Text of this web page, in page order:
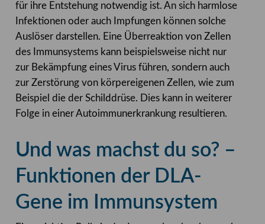
für ihre Entstehung notwendig ist. An sich harmlose
Infektionen oder auch Impfungen können solche
Auslöser darstellen. Eine Überreaktion von Zellen
des Immunsystems kann beispielsweise nicht nur
zur Bekämpfung eines Virus führen, sondern auch
zur Zerstörung von körpereigenen Zellen, wie zum
Beispiel die der Schilddrüse. Dies kann in weiterer
Folge in einer Autoimmunerkrankung resultieren.
Und was machst du so? –
Funktionen der DLA-
Gene im Immunsystem